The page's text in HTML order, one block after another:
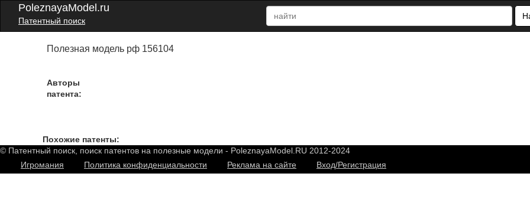
PoleznayaModel.ru
Патентный поиск
Полезная модель рф 156104
Авторы
патента:
Похожие патенты:
© Патентный поиск, поиск патентов на полезные модели - PoleznayaModel.RU 2012-2024
Игромания
Политика конфиденциальности Реклама на сайте Вход/Регистрация